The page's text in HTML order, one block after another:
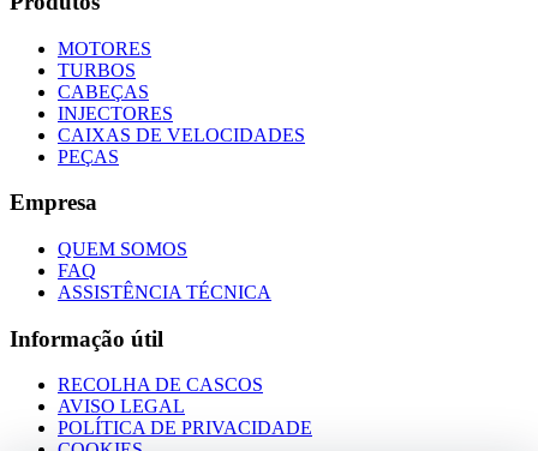
MOTORES
TURBOS
CABEÇAS
INJECTORES
CAIXAS DE VELOCIDADES
PEÇAS
Empresa
QUEM SOMOS
FAQ
ASSISTÊNCIA TÉCNICA
Informação útil
RECOLHA DE CASCOS
AVISO LEGAL
POLÍTICA DE PRIVACIDADE